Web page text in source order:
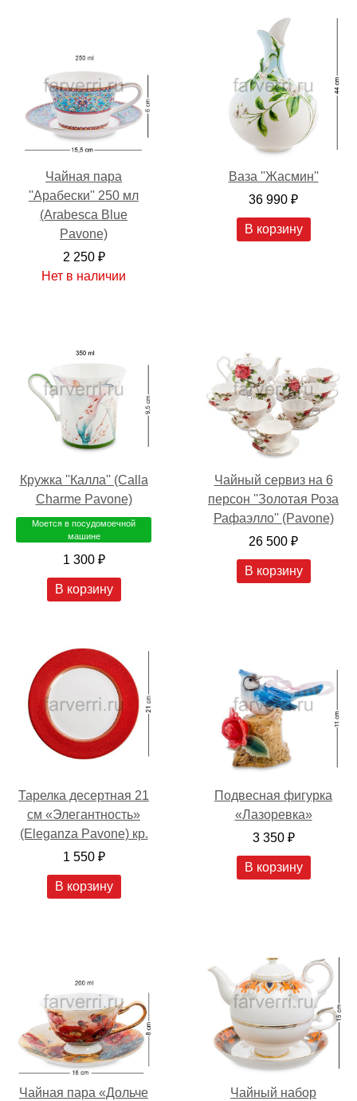
Чайная пара
''Арабески'' 250 мл
(Arabesca Blue
Pavone)
2 250 ₽
Нет в наличии
Ваза ''Жасмин''
36 990 ₽
В корзину
Кружка ''Калла'' (Calla
Charme Pavone)
Моется в посудомоечной
машине
1 300 ₽
В корзину
Чайный сервиз на 6
персон ''Золотая Роза
Рафаэлло'' (Pavone)
26 500 ₽
В корзину
Тарелка десертная 21
см «Элегантность»
(Eleganza Pavone) кр.
1 550 ₽
В корзину
Подвесная фигурка
«Лазоревка»
3 350 ₽
В корзину
Чайная пара «Дольче
Чайный набор